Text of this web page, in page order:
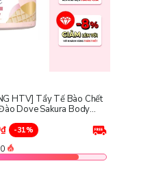
HTV] Tẩy Tế Bào Chết
Dove Sakura Body
-31%